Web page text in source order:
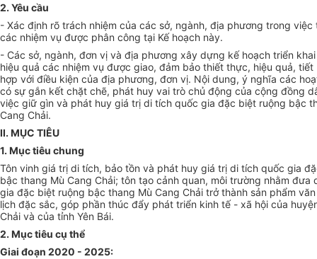
2. Yêu cầu
- Xác định rõ trách nhiệm của các sở, ngành, địa phương trong việc
các nhiệm vụ được phân công tại Kế hoạch này.
- Các sở, ngành, đơn vị và địa phương xây dựng kế hoạch triển
hiệu quả các nhiệm vụ được giao, đảm bảo thiết thực, hiệu quả, tiết
hợp với điều kiện của địa phương, đơn vị. Nội dung, ý nghĩa các
có sự gắn kết chặt chẽ, phát huy vai trò chủ động của cộng đồng
việc giữ gìn và phát huy giá trị di tích quốc gia đặc biệt ruộng bậc
Cang Chải.
II. MỤC TIÊU
1. Mục tiêu chung
Tôn vinh giá trị di tích, bảo tồn và phát huy giá trị di tích quốc gia
bậc thang Mù Cang Chải; tôn tạo cảnh quan, môi trường nhằm đưa
gia đặc biệt ruộng bậc thang Mù Cang Chải trở thành sản phẩm
lịch đặc sắc, góp phần thúc đẩy phát triển kinh tế - xã hội của
Chải và của tỉnh Yên Bái.
2. Mục tiêu cụ thể
Giai đoạn 2020 - 2025: